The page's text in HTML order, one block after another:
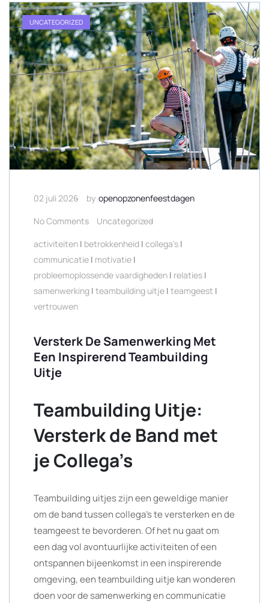
UNCATEGORIZED
02 juli 2026 by openopzonenfeestdagen
No Comments
Uncategorized
activiteiten | betrokkenheid | collega's |
communicatie | motivatie |
probleemoplossende vaardigheden | relaties |
samenwerking | teambuilding uitje | teamgeest |
vertrouwen
Versterk De Samenwerking Met
Een Inspirerend Teambuilding
Uitje
Teambuilding Uitje:
Versterk de Band met
je Collega’s
Teambuilding uitjes zijn een geweldige manier
om de band tussen collega’s te versterken en de
teamgeest te bevorderen. Of het nu gaat om
een dag vol avontuurlijke activiteiten of een
ontspannen bijeenkomst in een inspirerende
omgeving, een teambuilding uitje kan wonderen
doen voor de samenwerking en communicatie